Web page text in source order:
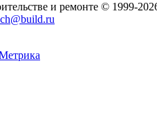
и ремонте © 1999-